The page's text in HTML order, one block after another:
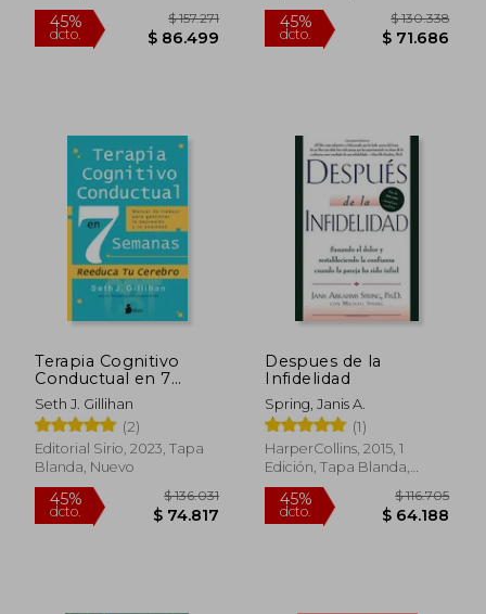
45% $ 295.840 45% $
Terapia Cognitivo
Conductual en 7
Semanas
Seth J. Gillihan
(2)
Editorial Sirio, 2023, Tapa
Blanda, Nuevo
Despues de la
Infidelidad
Spring, Janis A.
(1)
HarperCollins, 2015, 1
Edición, Tapa Blanda,
Nuevo